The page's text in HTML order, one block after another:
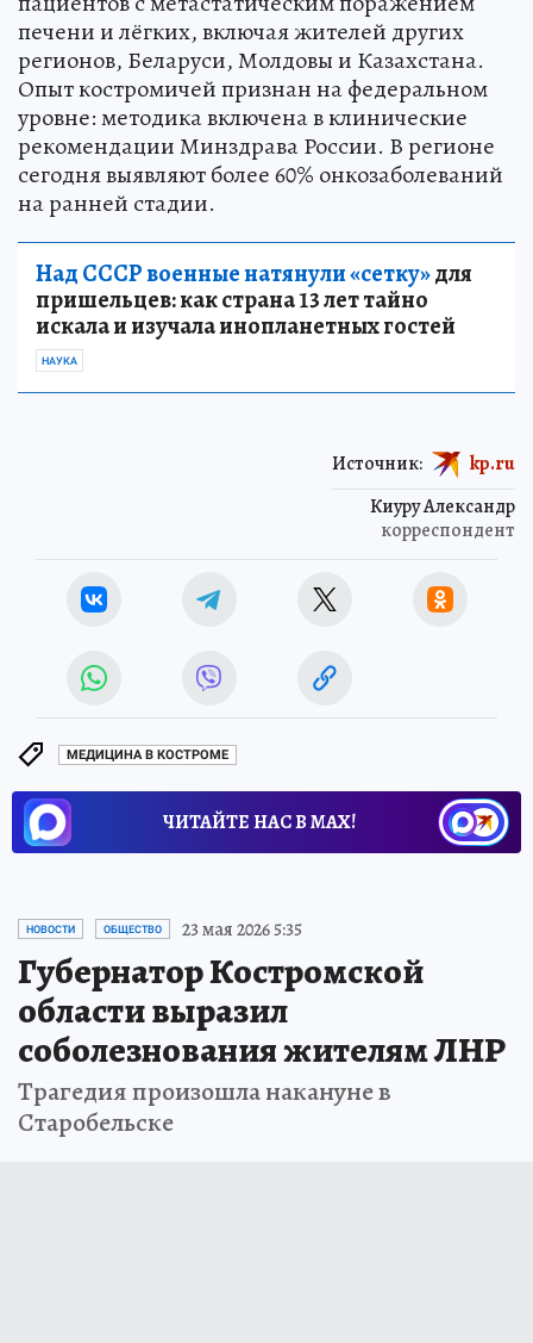
печени и лёгких, включая жителей других
регионов, Беларуси, Молдовы и Казахстана.
Опыт костромичей признан на федеральном
уровне: методика включена в клинические
рекомендации Минздрава России. В регионе
сегодня выявляют более 60% онкозаболеваний
на ранней стадии.
Над СССР военные натянули «сетку»для
пришельцев: как страна 13 лет тайно
искала и изучала инопланетных гостей
НАУКА
Киуру Александр
корреспондент
Источник: kp.ru
МЕДИЦИНА В КОСТРОМЕ
ЧИТАЙТЕ НАС В МАХ!
НОВОСТИ ОБЩЕСТВО 23 мая 2026 5:35
Губернатор Костромской
области выразил
соболезнования жителям ЛНР
Трагедия произошла накануне в
Старобельске